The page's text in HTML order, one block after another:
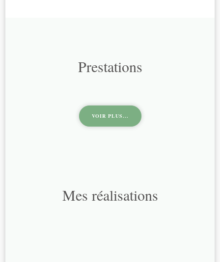
Prestations
VOIR PLUS...
Mes réalisations